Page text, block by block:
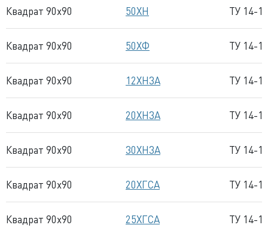
Квадрат 90x90 50ХН ТУ 14-
Квадрат 90x90 50ХФ ТУ 14-
Квадрат 90x90 12ХН3А ТУ 14-
Квадрат 90x90 20ХН3А ТУ 14-
Квадрат 90x90 30ХН3А ТУ 14-
Квадрат 90x90 20ХГСА ТУ 14-
Квадрат 90x90 25ХГСА ТУ 14-